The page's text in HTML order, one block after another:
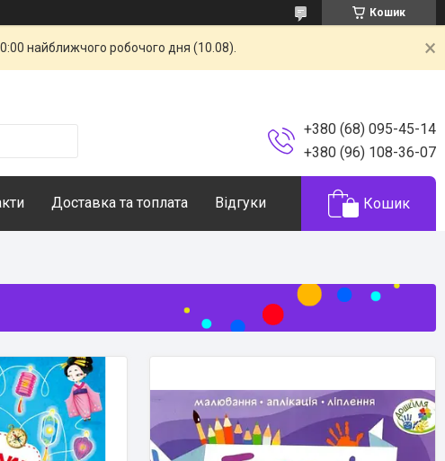
Кошик
найближчого робочого дня (10.08).
+380 (68) 095-45-14
+380 (96) 108-36-07
Доставка та топлата Відгуки Кошик